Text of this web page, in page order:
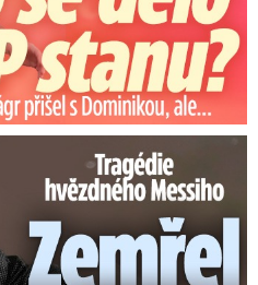
Zemřel mu táta (†68)!